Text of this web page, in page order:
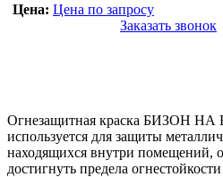
Цена: Цена по запросу
Заказать звонок
Огнезащитная краска БИЗОН
используется для защиты
находящихся внутри помещений,
достигнуть предела